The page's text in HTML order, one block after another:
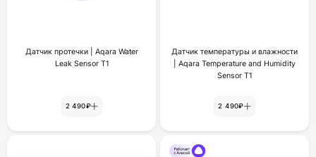
Датчик протечки | Aqara Water
Leak Sensor T1
2 490₽
Датчик температуры и влажности
| Aqara Temperature and Humidity
Sensor T1
2 490₽